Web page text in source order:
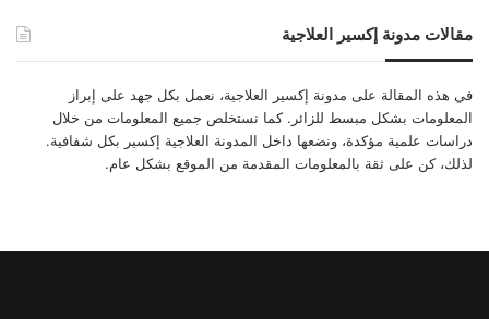
مقالات مدونة إكسير العلاجية
في هذه المقالة على مدونة إكسير العلاجية، نعمل بكل جهد على إبراز
المعلومات بشكل مبسط للزائر. كما نستخلص جميع المعلومات من خلال
دراسات علمية مؤكدة، ونضعها داخل المدونة العلاجية إكسير بكل شفافية.
لذلك، كن على ثقة بالمعلومات المقدمة من الموقع بشكل عام.